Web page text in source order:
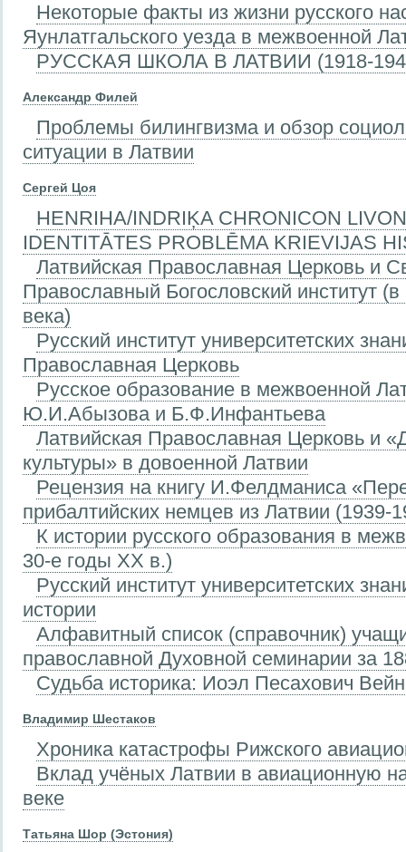
Некоторые факты из жизни русского
Яунлатгальского уезда в межвоенной
РУССКАЯ ШКОЛА В ЛАТВИИ (1918-
Александр Филей
Проблемы билингвизма и обзор
ситуации в Латвии
Сергей Цоя
HENRIHA/INDRIĶA CHRONICON
IDENTITĀTES PROBLĒMA KRIEVIJAS
Латвийская Православная Церковь и
Православный Богословский институт
века)
Русский институт университетских
Православная Церковь
Русское образование в межвоенной
Ю.И.Абызова и Б.Ф.Инфантьева
Латвийская Православная Церковь и
культуры» в довоенной Латвии
Рецензия на книгу И.Фелдманиса
прибалтийских немцев из Латвии (1939-
К истории русского образования в
30-е годы XX в.)
Русский институт университетских
истории
Алфавитный список (справочник)
православной Духовной семинарии за
Судьба историка: Иоэл Песахович
Владимир Шестаков
Хроника катастрофы Рижского
Вклад учёных Латвии в авиационную
веке
Татьяна Шор (Эстония)